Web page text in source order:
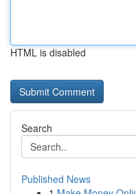
HTML is disabled
Search
Published News